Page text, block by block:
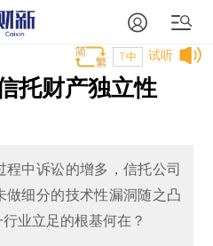
试听
T中
托财产独立性
中诉讼的增多，信托公司
细分的技术性漏洞随之凸
业立足的根基何在？